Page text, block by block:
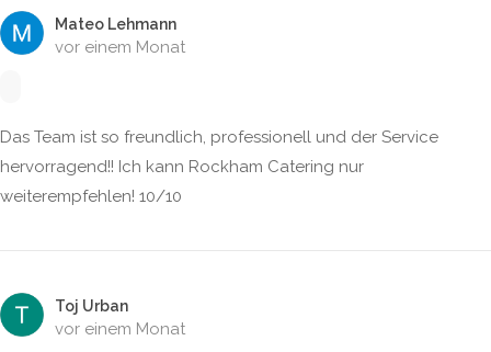
Mateo Lehmann
vor einem Monat
Das Team ist so freundlich, professionell und der Service
hervorragend!! Ich kann Rockham Catering nur
weiterempfehlen! 10/10
Toj Urban
vor einem Monat